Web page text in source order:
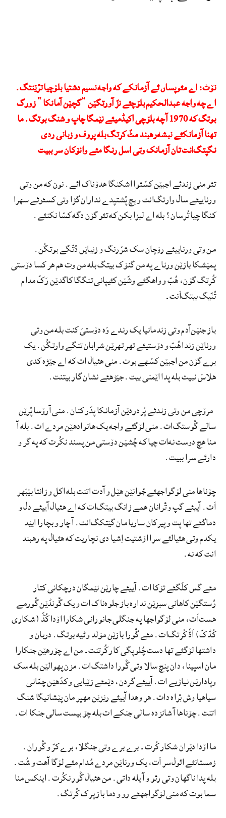
نۆٹ: اے مئوپساں ئے آزمانکے که واجه نسیم دشتیا بلۆچیا ترّێنتگ.
اے چه واجه عبدالحکیم بلۆچئے نزّ آورتگێن ”گچێن آمانکا“ زورگ
بوتگ که 1970 آ چه بلۆچی اکیڈمیئے نێمگا چاپ و شنگ بوتگ. ما
تهنا آزمانکئے نبشه‌رهبند مٹّ کرتگ بله پروف و زبانی ردی
نگپتگ‌انت تان آزمانک وتی اسل رنگا مئے وانۆکان سر ببیت
تئو منی زندئے اجبێن کسّئوا اشکنگا هدۆناک ائے. نون که من وتی
ورناییئے سال وارتگ‌انت و ہچ پُشتپدے نداران گڑا وتی کسئوئے سهرا
کنگا چیا تُرسان؟ بله اے لبزا بکن که تئو گۆن دگه کسّا نکنئے.
من وتی ورناییئے رۆچان سک شرّرنگ و زێباێں دُتّگے بوتگُن.
پمێشکا بازێن ورناے په من گنۆک بیتگ بله من وت هم هر کسا دۆستی
کُرتگ گۆن، هُبّ و واهگئے وشّێن کئیپانی تنگگا کاگدێن رَکّ مدام
تُنّیگ بیتگ‌اَنت۔
باز جنێن‌آدم وتی زندمانیا یک رندے وَه دۆستیَ کنت بله من وتی
ورناێن زندا هُبّ و دۆستیئے تهر تهرێن شرابان تنگے وارتگُن. یک
برے گۆن من اجبێن کسّهے بوت. منی هئیال ات که اے جێڑه کدی
هلاسَ نبیت بله پدا اێمنی بیت. جێڑهئے نشان گار بیتنت.
مرۆچی من وتی زندئے پُردردێن آزمانکا پدّر کنان. منی آرۆسا پُرێن
سالے گْوستگ‌ات. منی لۆگئے واجه یک هانوادهێن مردے ات. بله آ
منا هچ دوست نه‌ات چیا که چُشێن دۆستی من پسند نکُرت که په گر و
دارئے سرا ببیت.
چۆناها منی لۆگواجهئے جْوانێن هێل و آدت اتنت بله اکل و زانتا بێبَهر
اَت. آییئے گپ و تْرانان همے زانگ بیتگ‌ات که اے هئیال آییئے دل و
دماگئے تها پت و پیرکان ساریا مان گێتکگ‌انت. آ چار و بچارا ابێد
یکدم وتی هئیالئے سرا اۆشتیت اِشیا دی نچاریت که هئیال په رهبند
انت که نه.
مئے گس کلّگئے تۆکا ات. آییئے چارێن نێمگان درچکانی کتار
رُستگێن کاهانی سبزێن نداره باز جلوه‌ناک ات و یک گْونڈێن گْورمے
هست‌اَت، منی لۆگواجها په جنگلی جانورانی شکارا اۆدا کُڈّ (شکاری
کُڈکّ) اَڈّ کُرتگ‌ات. مئے گْورا بازێن مۆلد و ٹیه بوتگ. دربان و
داشتها لۆگئے تها دست چُلوپگی کار کُرتنت۔ من اے چۆرهێن جنکارا
مان اسپینا، دان پنچ سالا وتی گْورا داشتگ‌ات. مزن پهوالێن بله سک
وپادارێن نیاڑیے ات. آییئے گردن، دێمئے زێبایی و کدّهێن چمّانی
سیاهیا وش بْراه دات. هر وهدا آییئے رێزێن مهپر مان پێشانیگا شنگ
اتنت. چۆناها آ شانزده سالی جنکے ات بله چۆ بیست سالی جنکا ات.
ما اۆدا دێران شکار کُرت۔ برے برے وتی جنگلا، برے کرّ و گْوران.
زمستانئے ائول‌‌سر اَت، یک ورناێن مردے مُدام مئے لۆگا آهت و شُت.
بله پدا ناگهان وتی رئو و آ یله داتی. من هئیال گْور نکُرت. اینکس منا
سما بوت که منی لۆگواجهئے رو و دما باز پرک کُرتگ.